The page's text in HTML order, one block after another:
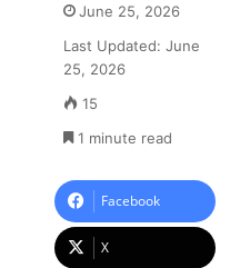
June 25, 2026
Last Updated: June
25, 2026
15
1 minute read
Facebook
X